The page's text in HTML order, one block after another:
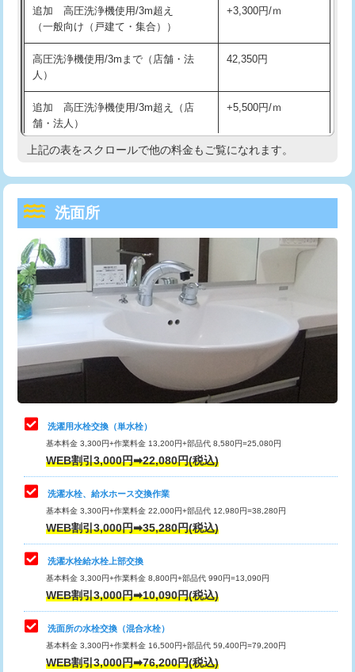
マス交換（深さ50㎝以上） 66,000円
コンクリート斫り（厚さ10㎝まで） 27,500円
コンクリート斫り（厚さ10㎝超え）
モルタル補修（厚さ10㎝まで）
モルタル補修（厚さ10㎝超え） 38,500円
洗面台設置 38,500円
追加人工
廃棄・処分 現場見積
※給水管工事は20mmまでの価格です。
持込商品取付（混合水栓） 16,500円
給水管工事※（ホール加工)
給水管工事※（バンド止め) 3,300円
給水管工事※（支持金具設置) 5,500円
給水管工事※（保温材使用（バンド止
め込み）)
5,500円
給水管工事※（土の掘削・埋め戻し作
業)
11,000円
給水管工事※（塩ビ管（VP・HI）使
用/3ｍまで)
33,000円
給水管工事※（塩ビ管（VP・HI）使
用（追加）/3ｍ超え)
給水管工事※（ライニング鋼管・銅
管・ポリ管・HT管使用/3ｍまで)
44,000円
給水管工事※（ライニング鋼管・銅
管・ポリ管・HT管使用/3ｍ超え)
排水管工事（土の掘削・埋め戻し作
業）
排水管工事（排水管工事/3ｍまで） 55,000円
排水管工事（追加 排水管工事/3ｍ超
え）
マス交換（土の掘削・埋め戻し作業）
マス交換（深さ50㎝未満）
マス交換（深さ50㎝以上）
追加 高圧洗浄機使用/3m超え
（一般向け（戸建て・集合））
+3,300円/ｍ
高圧洗浄機使用/3mまで（店舗・法
人）
42,350円
追加 高圧洗浄機使用/3m超え（店
舗・法人）
+5,500円/ｍ
高度高圧洗浄換 現地調査
トーラー機使用/3mまで
追加トーラー機使用/3m超え +3,300円
カメラ調査 33,000円
桝清掃
止水・漏水調査・防水処理・清掃・修
理・調整・分解・加工など（軽作業）
11,000円
止水・漏水調査・防水処理・清掃・修
理・調整・分解・加工など（中作業）
22,000円
止水・漏水調査・防水処理・清掃・修
理・調整・分解・加工など（重作業）
33,000円
キッチンタンク脱着
その他部品の脱着
交換・取付（タンク）
交換・取付(単水栓（壁付・デッキ
式）)
交換・取付(混合水栓（壁付・デッキ
式・ワンホール）)
16,500円+材料費
上記の表をスクロールで他の料金もご覧になれます。
洗面所
洗濯用水栓交換（単水栓）
基本料金 3,300円+作業料金 13,200円+部品代 8,580円=25,080円
WEB割引3,000円➡22,080円(税込)
洗濯水栓、給水ホース交換作業
基本料金 3,300円+作業料金 22,000円+部品代 12,980円=38,280円
WEB割引3,000円➡35,280円(税込)
洗濯水栓給水栓上部交換
基本料金 3,300円+作業料金 8,800円+部品代 990円=13,090円
WEB割引3,000円➡10,090円(税込)
洗面所の水栓交換（混合水栓）
基本料金 3,300円+作業料金 16,500円+部品代 59,400円=79,200円
WEB割引3,000円➡76,200円(税込)